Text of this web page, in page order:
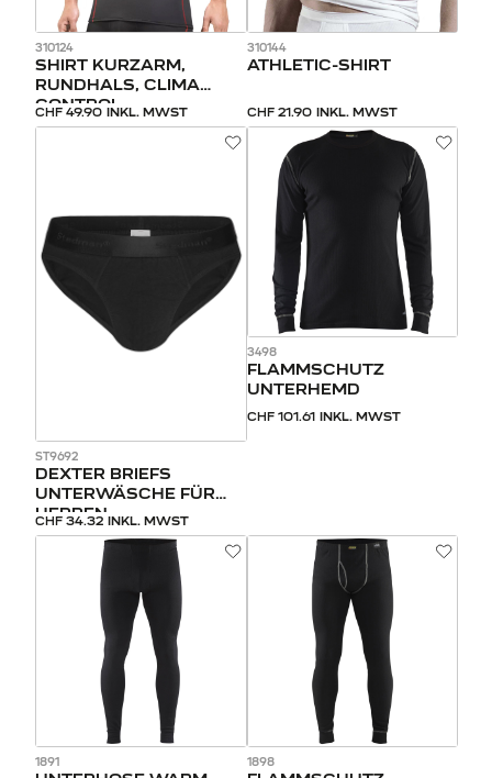
310124
SHIRT KURZARM,
RUNDHALS, CLIMA
CONTROL
CHF 49.90 INKL. MWST
310144
ATHLETIC-SHIRT
CHF 21.90 INKL. MWST
ST9692
DEXTER BRIEFS
UNTERWÄSCHE FÜR
HERREN
CHF 34.32 INKL. MWST
3498
FLAMMSCHUTZ
UNTERHEMD
CHF 101.61 INKL. MWST
1891 1898